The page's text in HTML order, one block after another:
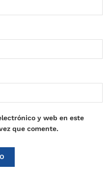
y web en este
que comente.